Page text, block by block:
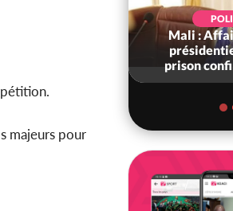
majeurs pour
Mali :
prison